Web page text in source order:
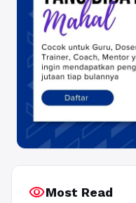
visibilityMost Read